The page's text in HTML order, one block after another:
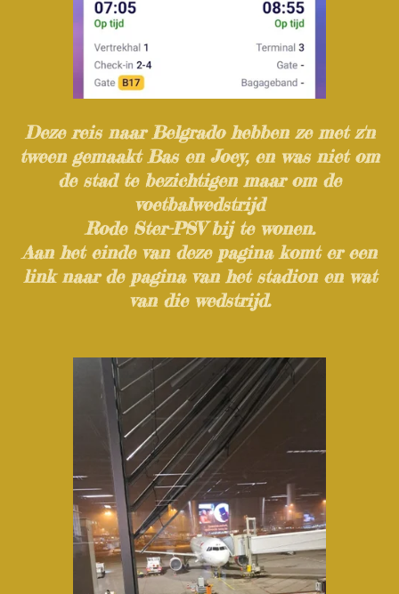
Deze reis naar Belgrado hebben ze met z'n
tween gemaakt Bas en Joey, en was niet om
de stad te bezichtigen maar om de
voetbalwedstrijd
Rode Ster-PSV bij te wonen.
Aan het einde van deze pagina komt er een
link naar de pagina van het stadion en wat
van die wedstrijd.